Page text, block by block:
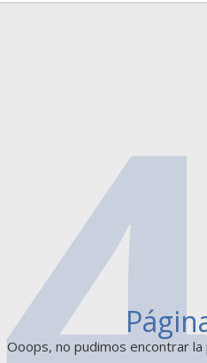
Ooops, no pudimos encontrar